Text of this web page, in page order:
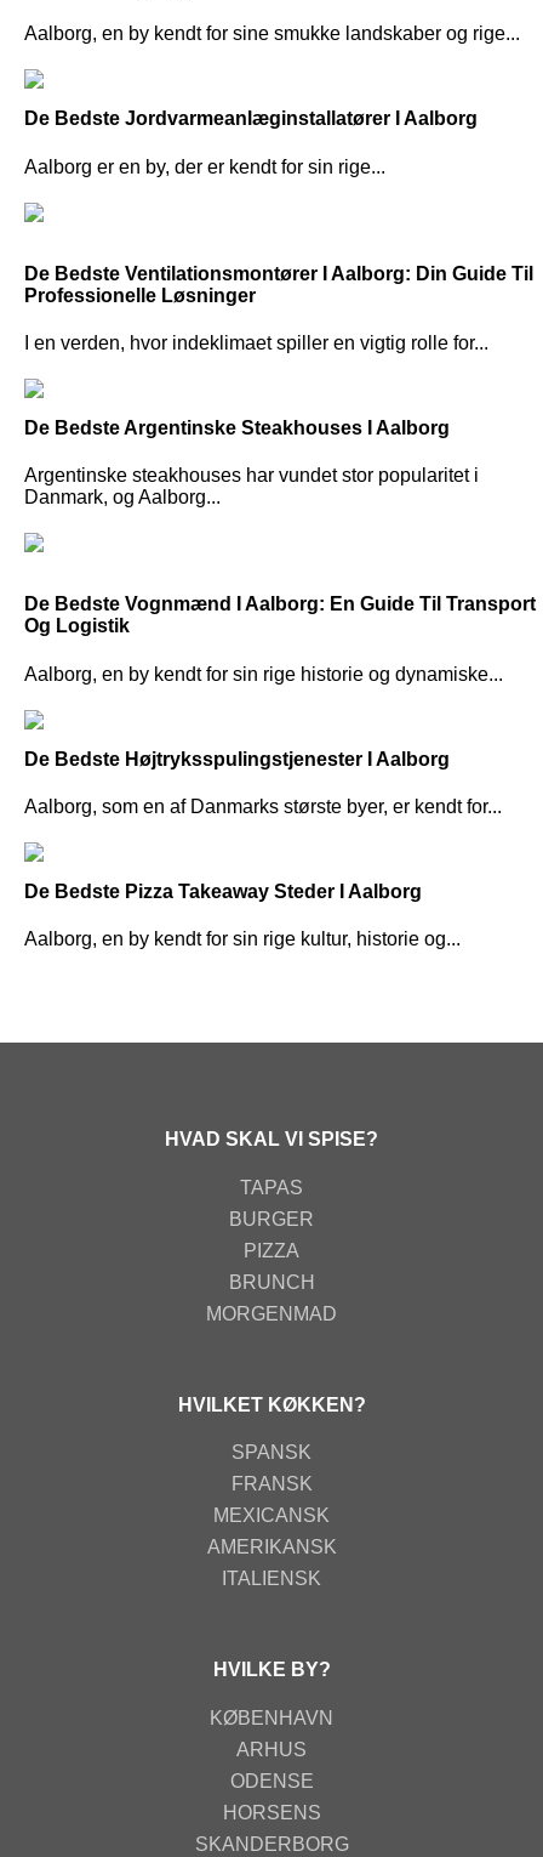
Aalborg, en by kendt for sine smukke landskaber og rige...
De Bedste Jordvarmeanlæginstallatører I Aalborg
Aalborg er en by, der er kendt for sin rige...
De Bedste Ventilationsmontører I Aalborg: Din Guide Til
Professionelle Løsninger
I en verden, hvor indeklimaet spiller en vigtig rolle for...
De Bedste Argentinske Steakhouses I Aalborg
Argentinske steakhouses har vundet stor popularitet i
Danmark, og Aalborg...
De Bedste Vognmænd I Aalborg: En Guide Til Transport
Og Logistik
Aalborg, en by kendt for sin rige historie og dynamiske...
De Bedste Højtryksspulingstjenester I Aalborg
Aalborg, som en af Danmarks største byer, er kendt for...
De Bedste Pizza Takeaway Steder I Aalborg
Aalborg, en by kendt for sin rige kultur, historie og...
HVAD SKAL VI SPISE?
TAPAS
BURGER
PIZZA
BRUNCH
MORGENMAD
HVILKET KØKKEN?
SPANSK
FRANSK
MEXICANSK
AMERIKANSK
ITALIENSK
HVILKE BY?
KØBENHAVN
ARHUS
ODENSE
HORSENS
SKANDERBORG